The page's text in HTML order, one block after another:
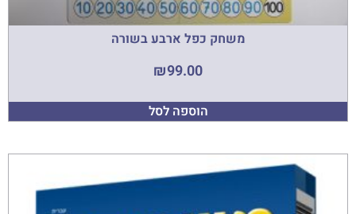
משחק כפל ארבע בשורה
₪99.00
הוספה לסל